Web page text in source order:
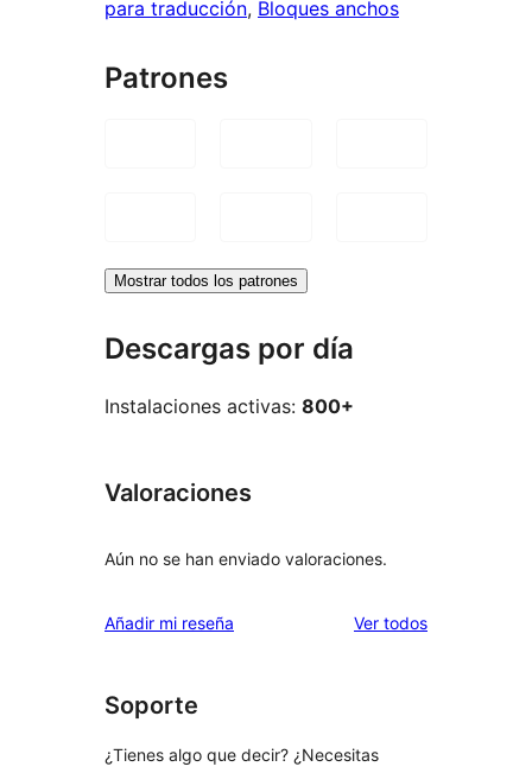
para traducción, Bloques anchos
Patrones
Mostrar todos los patrones
Descargas por día
Instalaciones activas: 800+
Valoraciones
Aún no se han enviado valoraciones.
Añadir mi reseña Ver todoslos
Soporte
¿Tienes algo que decir? ¿Necesitas